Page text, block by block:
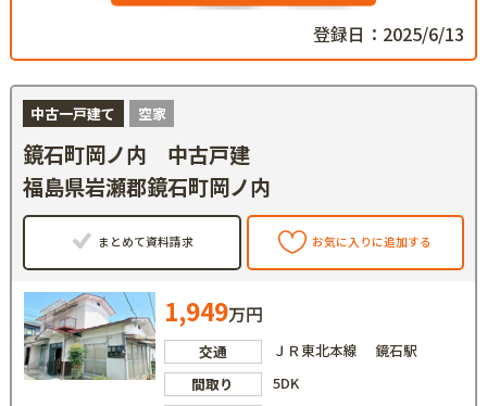
登録日：2025/6/13
中古一戸建て 空家
鏡石町岡ノ内 中古戸建
福島県岩瀬郡鏡石町岡ノ内
まとめて資料請求 お気に入りに追加する
1,949万円
交通
ＪＲ東北本線 鏡石駅
間取り
5DK